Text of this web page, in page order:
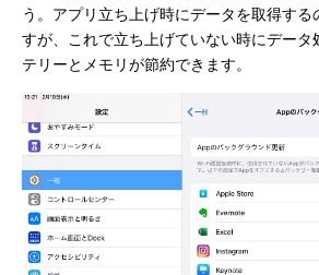
う。アプリ立ち上げ時にデータを取得する
すが、これで立ち上げていない時にデータ
テリーとメモリが節約できます。